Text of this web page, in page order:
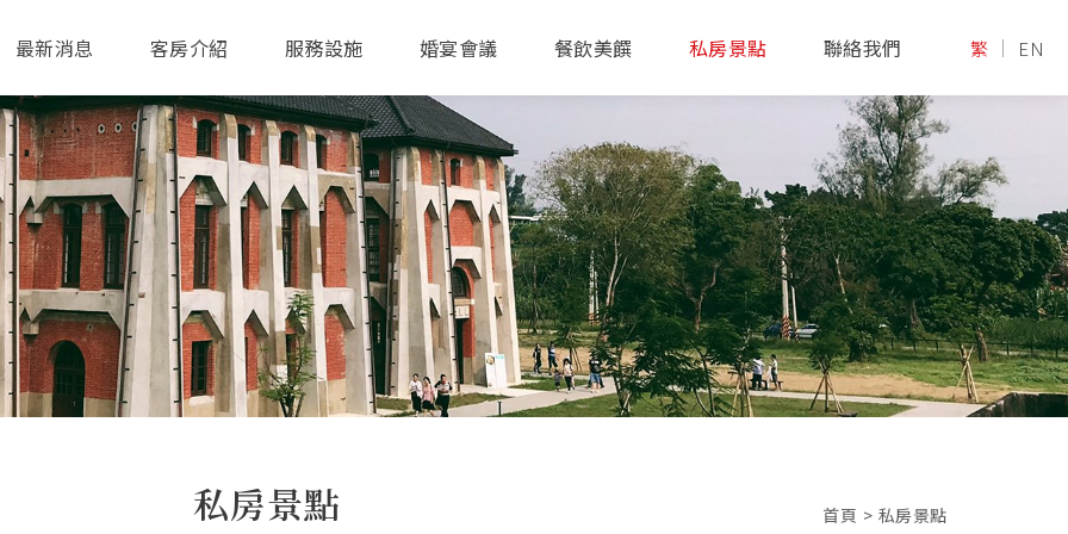
最新消息 客房介紹 服務設施 婚宴會議 餐飲美饌 私房景點 聯絡我們 繁 EN
私房景點 首頁 > 私房景點